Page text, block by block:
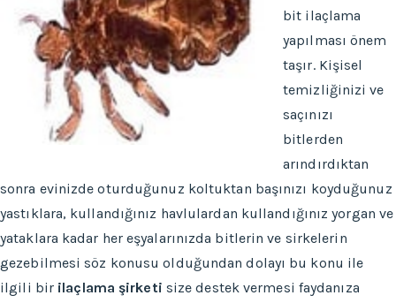
bit ilaçlama
yapılması önem
taşır. Kişisel
temizliğinizi ve
saçınızı
bitlerden
arındırdıktan
sonra evinizde oturduğunuz koltuktan başınızı koyduğunuz
yastıklara, kullandığınız havlulardan kullandığınız yorgan ve
yataklara kadar her eşyalarınızda bitlerin ve sirkelerin
gezebilmesi söz konusu olduğundan dolayı bu konu ile
ilgili bir ilaçlama şirketi size destek vermesi faydanıza